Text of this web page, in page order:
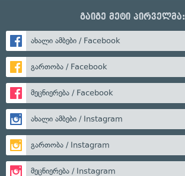
გაიგე მეტი პირველმა:
ახალი ამბები / Facebook
გართობა / Facebook
მეცნიერება / Facebook
ახალი ამბები / Instagram
გართობა / Instagram
მეცნიერება / Instagram